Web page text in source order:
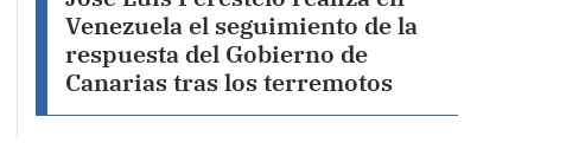
Venezuela el seguimiento de la
respuesta del Gobierno de
Canarias tras los terremotos